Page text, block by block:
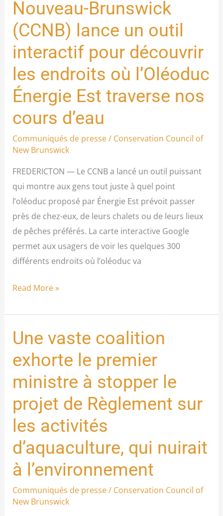
Nouveau-Brunswick
(CCNB) lance un outil
interactif pour découvrir
les endroits où l’Oléoduc
Énergie Est traverse nos
cours d’eau
Communiqués de presse/ Conservation Council of
New Brunswick
FREDERICTON — Le CCNB a lancé un outil puissant
qui montre aux gens tout juste à quel point
l’oléoduc proposé par Énergie Est prévoit passer
près de chez-eux, de leurs chalets ou de leurs lieux
de pêches préférés. La carte interactive Google
permet aux usagers de voir les quelques 300
différents endroits où l’oléoduc va
les
endroits
où
l’Oléoduc
Énergie
Est
traverse
nos
d’eau
Read More »
Une vaste coalition
exhorte le premier
ministre à stopper le
projet de Règlement sur
les activités
d’aquaculture, qui nuirait
à l’environnement
Communiqués de presse/ Conservation Council of
New Brunswick
Une
coalition
exhorte
premier
ministre
stopper
le
de